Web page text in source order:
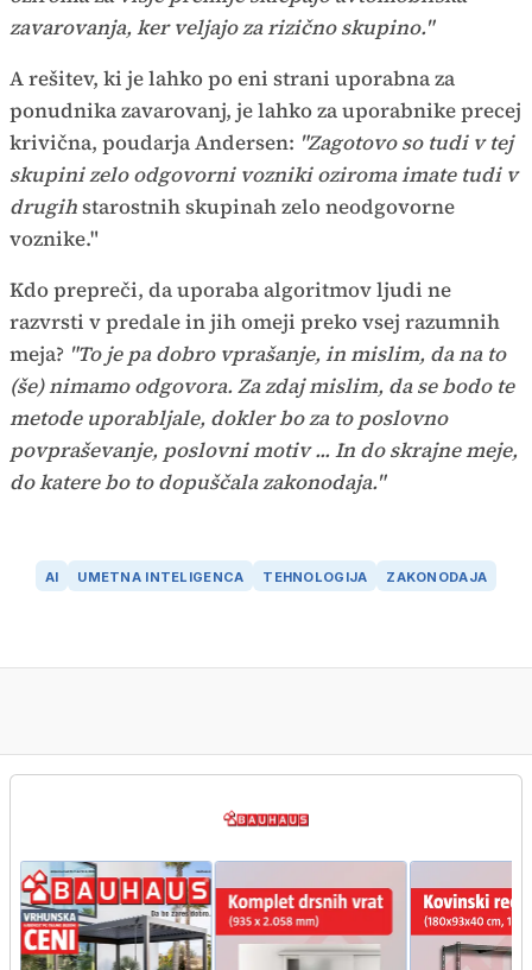
zavarovanja, ker veljajo za rizično skupino."
A rešitev, ki je lahko po eni strani uporabna za
ponudnika zavarovanj, je lahko za uporabnike precej
krivična, poudarja Andersen: "Zagotovo so tudi v tej
skupini zelo odgovorni vozniki oziroma imate tudi v
drugihstarostnih skupinah zelo neodgovorne
voznike."
Kdo prepreči, da uporaba algoritmov ljudi ne
razvrsti v predale in jih omeji preko vsej razumnih
meja? "To je pa dobro vprašanje, in mislim, da na to
(še) nimamo odgovora. Za zdaj mislim, da se bodo te
metode uporabljale, dokler bo za to poslovno
povpraševanje, poslovni motiv ... In do skrajne meje,
do katere bo to dopuščala zakonodaja."
AI UMETNA INTELIGENCA TEHNOLOGIJA ZAKONODAJA